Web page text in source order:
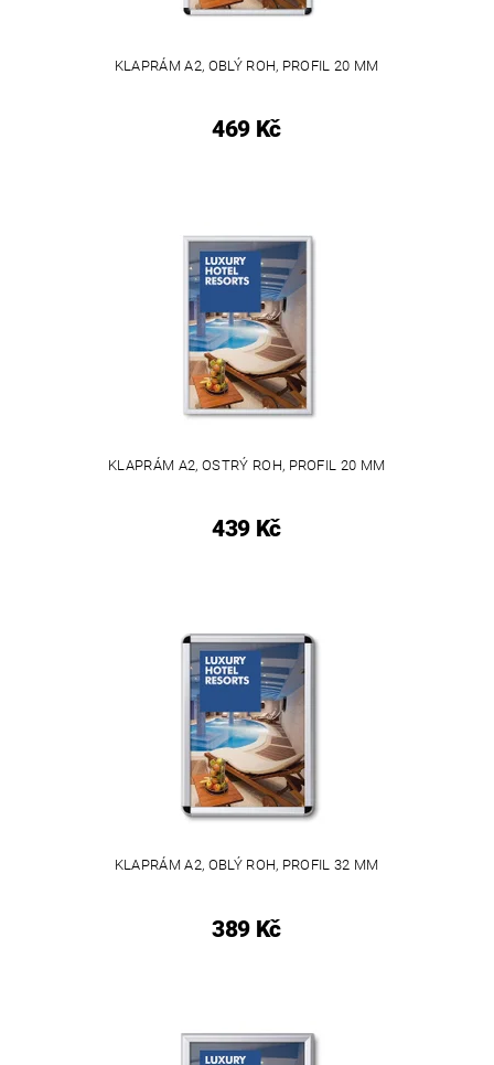
KLAPRÁM A2, OBLÝ ROH, PROFIL 20 MM
469 Kč
KLAPRÁM A2, OSTRÝ ROH, PROFIL 20 MM
439 Kč
KLAPRÁM A2, OBLÝ ROH, PROFIL 32 MM
389 Kč